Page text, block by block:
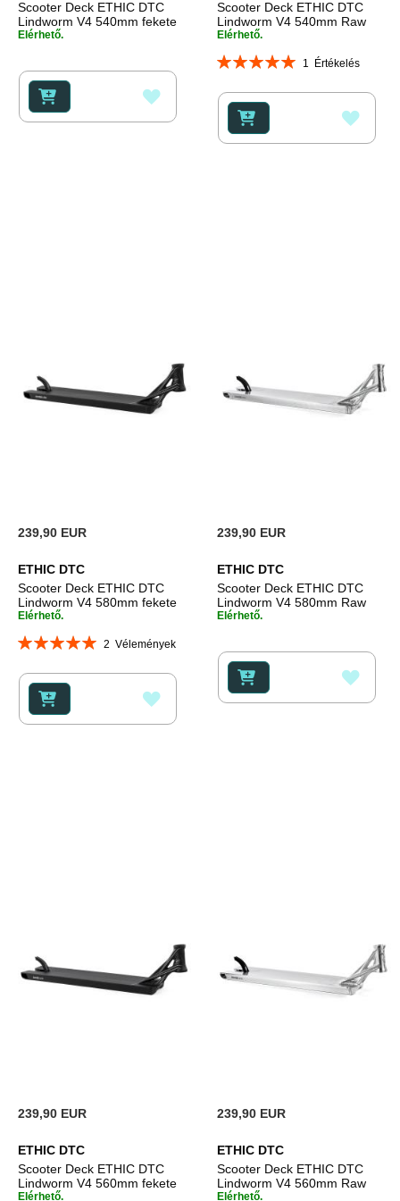
Scooter Deck ETHIC DTC
Lindworm V4 540mm fekete
Elérhető.
HOZZÁADÁS
A
Scooter Deck ETHIC DTC
Lindworm V4 540mm Raw
Elérhető.
Rating:
1 Értékelés
A
239,90 EUR
ETHIC DTC
Scooter Deck ETHIC DTC
Lindworm V4 580mm fekete
Elérhető.
Rating:
2 Vélemények
HOZZÁADÁS
A
239,90 EUR
ETHIC DTC
Scooter Deck ETHIC DTC
Lindworm V4 580mm Raw
Elérhető.
A
239,90 EUR
ETHIC DTC
Scooter Deck ETHIC DTC
Lindworm V4 560mm fekete
Elérhető.
239,90 EUR
ETHIC DTC
Scooter Deck ETHIC DTC
Lindworm V4 560mm Raw
Elérhető.